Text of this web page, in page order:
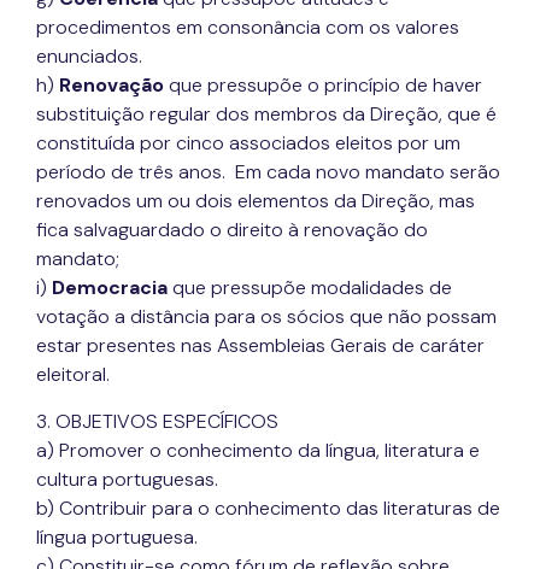
procedimentos em consonância com os valores
enunciados.
h) Renovaçãoque pressupõe o princípio de haver
substituição regular dos membros da Direção, que é
constituída por cinco associados eleitos por um
período de três anos. Em cada novo mandato serão
renovados um ou dois elementos da Direção, mas
fica salvaguardado o direito à renovação do
mandato;
i) Democraciaque pressupõe modalidades de
votação a distância para os sócios que não possam
estar presentes nas Assembleias Gerais de caráter
eleitoral.
3. OBJETIVOS ESPECÍFICOS
a) Promover o conhecimento da língua, literatura e
cultura portuguesas.
b) Contribuir para o conhecimento das literaturas de
língua portuguesa.